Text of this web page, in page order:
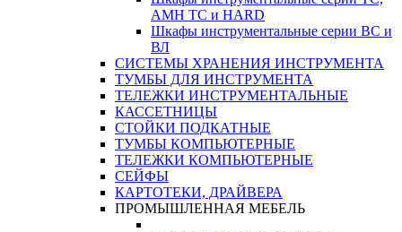
АМН ТС и HARD
Шкафы инструментальные серии ВС и
ВЛ
СИСТЕМЫ ХРАНЕНИЯ ИНСТРУМЕНТА
ТУМБЫ ДЛЯ ИНСТРУМЕНТА
ТЕЛЕЖКИ ИНСТРУМЕНТАЛЬНЫЕ
КАССЕТНИЦЫ
СТОЙКИ ПОДКАТНЫЕ
ТУМБЫ КОМПЬЮТЕРНЫЕ
ТЕЛЕЖКИ КОМПЬЮТЕРНЫЕ
СЕЙФЫ
КАРТОТЕКИ, ДРАЙВЕРА
ПРОМЫШЛЕННАЯ МЕБЕЛЬ